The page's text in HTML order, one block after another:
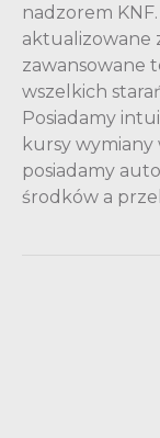
nadzorem
aktualizowane
zawansowane
wszelkich
Posiadamy
kursy
posiadamy
środków a